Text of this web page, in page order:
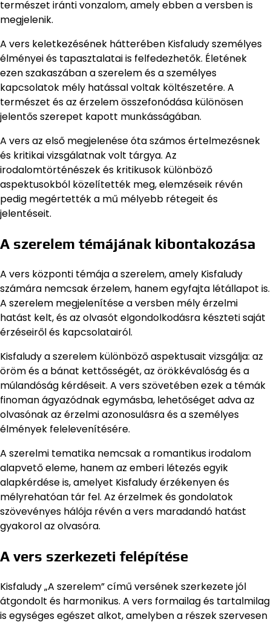
természet iránti vonzalom, amely ebben a versben is
megjelenik.
A vers keletkezésének hátterében Kisfaludy személyes
élményei és tapasztalatai is felfedezhetők. Életének
ezen szakaszában a szerelem és a személyes
kapcsolatok mély hatással voltak költészetére. A
természet és az érzelem összefonódása különösen
jelentős szerepet kapott munkásságában.
A vers az első megjelenése óta számos értelmezésnek
és kritikai vizsgálatnak volt tárgya. Az
irodalomtörténészek és kritikusok különböző
aspektusokból közelítették meg, elemzéseik révén
pedig megértették a mű mélyebb rétegeit és
jelentéseit.
A szerelem témájának kibontakozása
A vers központi témája a szerelem, amely Kisfaludy
számára nemcsak érzelem, hanem egyfajta létállapot is.
A szerelem megjelenítése a versben mély érzelmi
hatást kelt, és az olvasót elgondolkodásra készteti saját
érzéseiről és kapcsolatairól.
Kisfaludy a szerelem különböző aspektusait vizsgálja: az
öröm és a bánat kettősségét, az örökkévalóság és a
múlandóság kérdéseit. A vers szövetében ezek a témák
finoman ágyazódnak egymásba, lehetőséget adva az
olvasónak az érzelmi azonosulásra és a személyes
élmények felelevenítésére.
A szerelmi tematika nemcsak a romantikus irodalom
alapvető eleme, hanem az emberi létezés egyik
alapkérdése is, amelyet Kisfaludy érzékenyen és
mélyrehatóan tár fel. Az érzelmek és gondolatok
szövevényes hálója révén a vers maradandó hatást
gyakorol az olvasóra.
A vers szerkezeti felépítése
Kisfaludy „A szerelem” című versének szerkezete jól
átgondolt és harmonikus. A vers formailag és tartalmilag
is egységes egészet alkot, amelyben a részek szervesen